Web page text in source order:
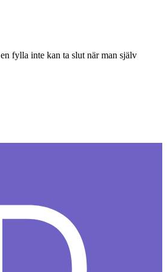
fylla inte kan ta slut när man själv